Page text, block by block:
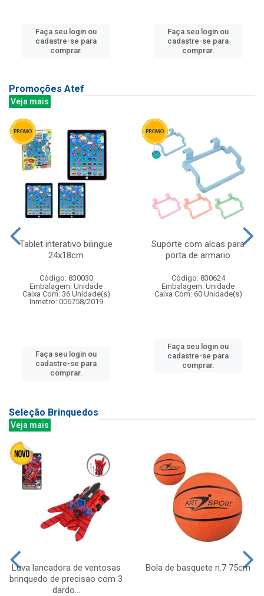
Faça seu login ou
cadastre-se para
comprar.
Faça seu login ou
cadastre-se para
comprar.
Promoções Atef
Veja mais
Tablet interativo bilingue
24x18cm
Código: 830030
Embalagem: Unidade
Caixa Com: 36 Unidade(s)
Inmetro: 006758/2019
Faça seu login ou
cadastre-se para
comprar.
Suporte com alcas para
porta de armario
Código: 830624
Embalagem: Unidade
Caixa Com: 60 Unidade(s)
Faça seu login ou
cadastre-se para
comprar.
Seleção Brinquedos
Veja mais
Luva lancadora de ventosas
brinquedo de precisao com 3
dardo...
Bola de basquete n.7 75cm